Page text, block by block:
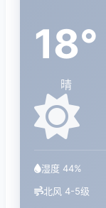
18°
晴
湿度 44%
北风 4-5级